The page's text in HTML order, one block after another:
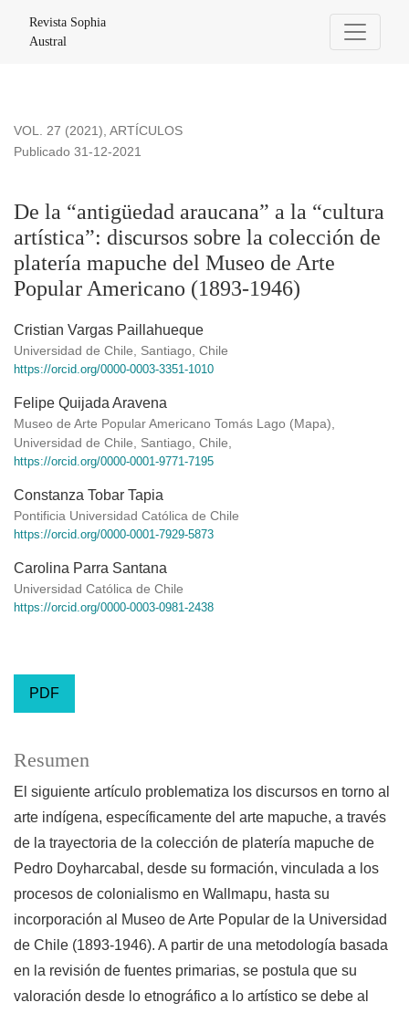
Revista Sophia
Austral
VOL. 27 (2021), ARTÍCULOS
De la “antigüedad araucana” a la “cultura
artística”: discursos sobre la colección de
platería mapuche del Museo de Arte
Popular Americano (1893-1946)
Publicado 31-12-2021
Cristian Vargas Paillahueque
Universidad de Chile, Santiago, Chile
https://orcid.org/0000-0003-3351-1010
Felipe Quijada Aravena
Museo de Arte Popular Americano Tomás Lago (Mapa),
Universidad de Chile, Santiago, Chile,
https://orcid.org/0000-0001-9771-7195
Constanza Tobar Tapia
Pontificia Universidad Católica de Chile
https://orcid.org/0000-0001-7929-5873
Carolina Parra Santana
Universidad Católica de Chile
https://orcid.org/0000-0003-0981-2438
PDF
Resumen
El siguiente artículo problematiza los discursos en torno al
arte indígena, específicamente del arte mapuche, a través
de la trayectoria de la colección de platería mapuche de
Pedro Doyharcabal, desde su formación, vinculada a los
procesos de colonialismo en Wallmapu, hasta su
incorporación al Museo de Arte Popular de la Universidad
de Chile (1893-1946). A partir de una metodología basada
en la revisión de fuentes primarias, se postula que su
valoración desde lo etnográfico a lo artístico se debe al